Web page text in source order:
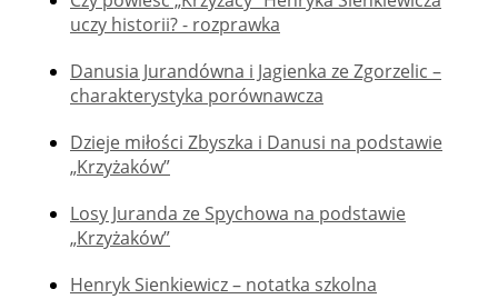
uczy historii? - rozprawka
Danusia Jurandówna i Jagienka ze Zgorzelic –
charakterystyka porównawcza
Dzieje miłości Zbyszka i Danusi na podstawie
„Krzyżaków”
Losy Juranda ze Spychowa na podstawie
„Krzyżaków”
Henryk Sienkiewicz – notatka szkolna